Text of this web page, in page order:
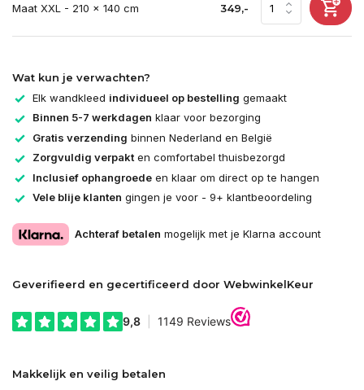
Maat XXL - 210 x 140 cm 349,-
Wat kun je verwachten?
Elk wandkleed individueel op bestelling gemaakt
Binnen 5-7 werkdagen klaar voor bezorging
Gratis verzending binnen Nederland en België
Zorgvuldig verpakten comfortabel thuisbezorgd
Inclusief ophangroede en klaar om direct op te hangen
Vele blije klanten gingen je voor - 9+ klantbeoordeling
Achteraf betalen mogelijk met je Klarna account
Geverifieerd en gecertificeerd door WebwinkelKeur
Makkelijk en veilig betalen